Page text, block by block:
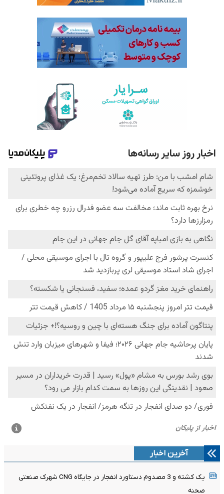
آخرین اخبار
یک کشته و 3 مصدوم دستاورد انفجار در جایگاه CNG شهرک صنعتی
صحنه